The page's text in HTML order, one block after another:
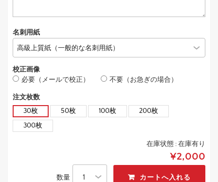
名刺用紙
校正画像
必要（メールで校正）
不要（お急ぎの場合）
注文枚数
30枚
50枚 100枚
200枚
300枚
在庫状態 :在庫有り
¥2,000
数量